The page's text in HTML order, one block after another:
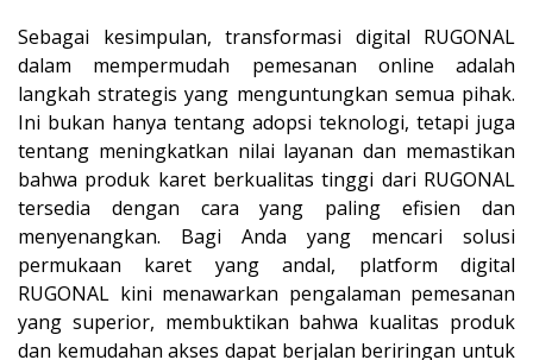
Sebagai kesimpulan, transformasi digital RUGONAL
dalam mempermudah pemesanan online adalah
langkah strategis yang menguntungkan semua pihak.
Ini bukan hanya tentang adopsi teknologi, tetapi juga
tentang meningkatkan nilai layanan dan memastikan
bahwa produk karet berkualitas tinggi dari RUGONAL
tersedia dengan cara yang paling efisien dan
menyenangkan. Bagi Anda yang mencari solusi
permukaan karet yang andal, platform digital
RUGONAL kini menawarkan pengalaman pemesanan
yang superior, membuktikan bahwa kualitas produk
dan kemudahan akses dapat berjalan beriringan untuk